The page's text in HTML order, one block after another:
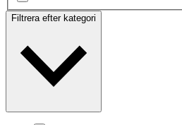
Filtrera efter kategori